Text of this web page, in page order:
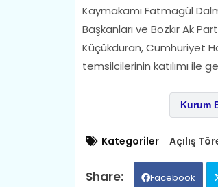
Kaymakamı Fatmagül
Başkanları ve Bozkır Ak
Küçükduran, Cumhuriyet
temsilcilerinin katılımı ile
Kurum
Kategoriler Açılış
Facebook